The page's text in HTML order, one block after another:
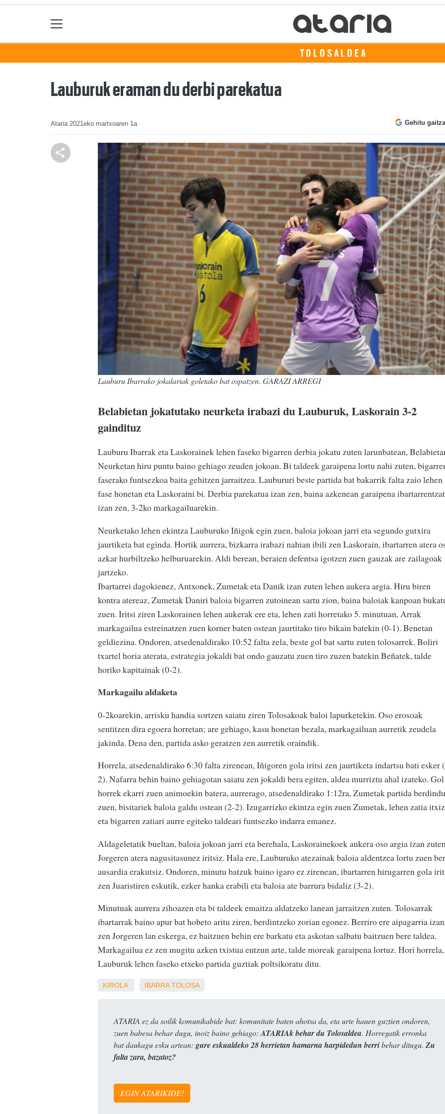
TOLOSALDEA
Lauburuk eraman du derbi parekatua
Ataria 2021eko martxoaren 1a Gehitu
Lauburu Ibarrako jokalariak goletako bat ospatzen. GARAZI ARREGI
Belabietan jokatutako neurketa irabazi du Lauburuk, Laskorain 3-2
gaindituz
Lauburu Ibarrak eta Laskorainek lehen faseko bigarren derbia jokatu zuten larunbatean,
Neurketan hiru puntu baino gehiago zeuden jokoan. Bi taldeek garaipena lortu nahi zuten,
faserako funtsezkoa baita gehitzen jarraitzea. Laubururi beste partida bat bakarrik falta zaio lehen
fase honetan eta Laskoraini bi. Derbia parekatua izan zen, baina azkenean garaipena ibartarrentzat
izan zen, 3-2ko markagailuarekin.
Neurketako lehen ekintza Lauburuko Iñigok egin zuen, baloia jokoan jarri eta segundo gutxira
jaurtiketa bat eginda. Hortik aurrera, bizkarra irabazi nahian ibili zen Laskorain, ibartarren atera
azkar hurbiltzeko helburuarekin. Aldi berean, beraien defentsa igotzen zuen gauzak are zailagoak
jartzeko.
Ibartarrei dagokienez, Antxonek, Zumetak eta Danik izan zuten lehen aukera argia. Hiru biren
kontra atereaz, Zumetak Daniri baloia bigarren zutoinean sartu zion, baina baloiak kanpoan
zuen. Iritsi ziren Laskorainen lehen aukerak ere eta, lehen zati horretako 5. minutuan, Arrak
markagailua estreinatzen zuen korner baten ostean jaurtitako tiro bikain batekin (0-1). Benetan
geldiezina. Ondoren, atsedenaldirako 10:52 falta zela, beste gol bat sartu zuten tolosarrek. Boliri
txartel horia aterata, estrategia jokaldi bat ondo gauzatu zuen tiro zuzen batekin Beñatek, talde
horiko kapitainak (0-2).
Markagailu aldaketa
0-2koarekin, arrisku handia sortzen saiatu ziren Tolosakoak baloi lapurketekin. Oso erosoak
sentitzen dira egoera horretan; are gehiago, kasu honetan bezala, markagailuan aurretik zeudela
jakinda. Dena den, partida asko geratzen zen aurretik oraindik.
Horrela, atsedenaldirako 6:30 falta zirenean, Iñigoren gola iritsi zen jaurtiketa indartsu bati esker
2). Nafarra behin baino gehiagotan saiatu zen jokaldi bera egiten, aldea murriztu ahal izateko. Gol
horrek ekarri zuen animoekin batera, aurrerago, atsedenaldirako 1:12ra, Zumetak partida berdindu
zuen, bisitariek baloia galdu ostean (2-2). Izugarrizko ekintza egin zuen Zumetak, lehen zatia itxiz
eta bigarren zatiari aurre egiteko taldeari funtsezko indarra emanez.
Aldageletatik bueltan, baloia jokoan jarri eta berehala, Laskorainekoek aukera oso argia izan
Jorgeren atera nagusitasunez iritsiz. Hala ere, Lauburuko atezainak baloia aldentzea lortu zuen
ausardia erakutsiz. Ondoren, minutu batzuk baino igaro ez zirenean, ibartarren hirugarren gola
zen Juaristiren eskutik, ezker hanka erabili eta baloia ate barrura bidaliz (3-2).
Minutuak aurrera zihoazen eta bi taldeek emaitza aldatzeko lanean jarraitzen zuten. Tolosarrak
ibartarrak baino apur bat hobeto aritu ziren, berdintzeko zorian egonez. Berriro ere aipagarria izan
zen Jorgeren lan eskerga, ez baitzuen behin ere barkatu eta askotan salbatu baitzuen bere taldea.
Markagailua ez zen mugitu azken txistua entzun arte, talde moreak garaipena lortuz. Hori horrela,
Lauburuk lehen faseko etxeko partida guztiak poltsikoratu ditu.
KIROLA IBARRA TOLOSA
ATARIA ez da soilik komunikabide bat: komunitate baten ahotsa da, eta urte hauen guztien ondoren,
zuen babesa behar dugu, inoiz baino gehiago: ATARIAk behar du Tolosaldea. Horregatik erronka
bat daukagu esku artean: gure eskualdeko 28 herrietan hamarna harpidedun berribehar ditugu. Zu
falta zara, bazatoz?
EGIN ATARIKIDE!